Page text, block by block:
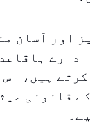
اور آسان
ہیں،
قانونی